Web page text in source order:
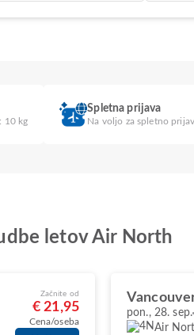
10 kg
Spletna prijava
Na voljo za spletno
letov Air North
Začnite od
€ 21,95
Cena/oseba
pon., 28. sep.
Air